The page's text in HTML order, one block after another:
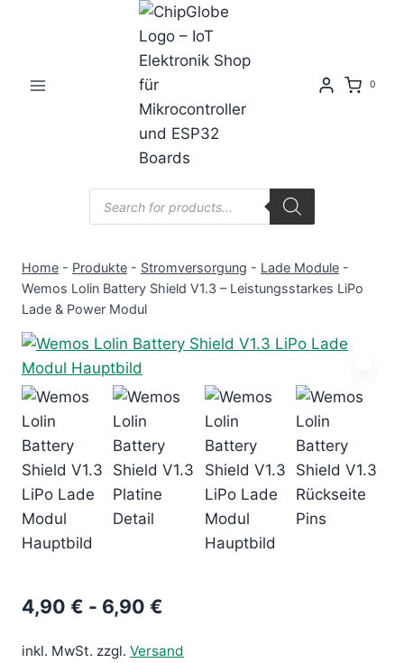
0
Products
search
Home - Produkte - Stromversorgung - Lade Module -
Wemos Lolin Battery Shield V1.3 – Leistungsstarkes LiPo
Lade & Power Modul
4,90 € - 6,90 €
inkl. MwSt. zzgl. Versand